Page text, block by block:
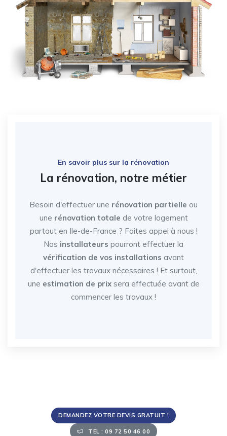
En savoir plus sur la rénovation
La rénovation, notre métier
Besoin d'effectuer une rénovation partielle ou
une rénovation totale de votre logement
partout en Ile-de-France ? Faites appel à nous !
Nos installateurs pourront effectuer la
vérification de vos installations avant
d'effectuer les travaux nécessaires ! Et surtout,
une estimation de prixsera effectuée avant de
commencer les travaux !
DEMANDEZ VOTRE DEVIS GRATUIT !
TEL : 09 72 50 46 00